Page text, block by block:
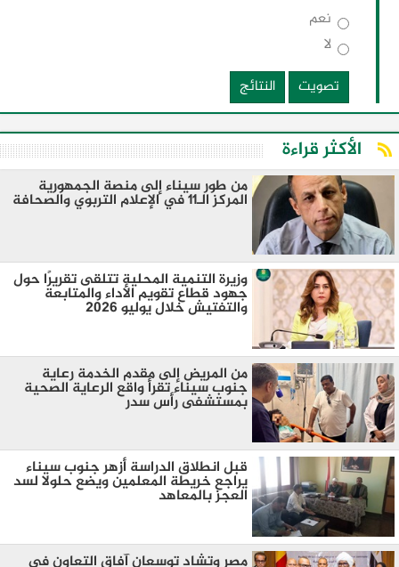
نعم
لا
تصويت
النتائج
الأكثر قراءة
من طور سيناء إلى منصة الجمهورية
المركز الـ11 في الإعلام التربوي والصحافة
وزيرة التنمية المحلية تتلقى تقريرًا حول
جهود قطاع تقويم الأداء والمتابعة
والتفتيش خلال يوليو 2026
من المريض إلى مقدم الخدمة رعاية
جنوب سيناء تقرأ واقع الرعاية الصحية
بمستشفى رأس سدر
قبل انطلاق الدراسة أزهر جنوب سيناء
يراجع خريطة المعلمين ويضع حلولا لسد
العجز بالمعاهد
مصر وتشاد توسعان آفاق التعاون في